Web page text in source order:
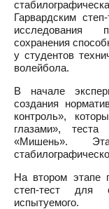
Гарвардским
исследования
сохранения
у студентов
волейбола.
В начале
создания
контроль»,
глазами»,
«Мишень».
На втором этапе
степ-тест для
испытуемого.